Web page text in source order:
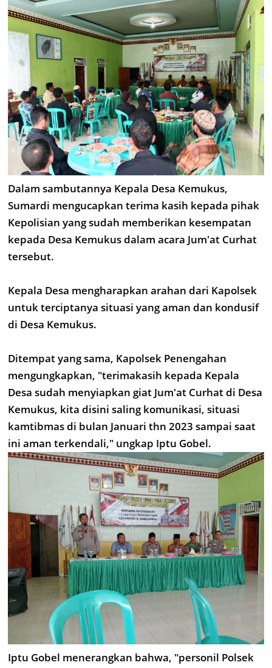
Dalam sambutannya Kepala Desa Kemukus,
Sumardi mengucapkan terima kasih kepada pihak
Kepolisian yang sudah memberikan kesempatan
kepada Desa Kemukus dalam acara Jum'at Curhat
tersebut.
Kepala Desa mengharapkan arahan dari Kapolsek
untuk terciptanya situasi yang aman dan kondusif
di Desa Kemukus.
Ditempat yang sama, Kapolsek Penengahan
mengungkapkan, "terimakasih kepada Kepala
Desa sudah menyiapkan giat Jum'at Curhat di Desa
Kemukus, kita disini saling komunikasi, situasi
kamtibmas di bulan Januari thn 2023 sampai saat
ini aman terkendali," ungkap Iptu Gobel.
Iptu Gobel menerangkan bahwa, "personil Polsek